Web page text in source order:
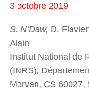
3 octobre 2019
S. N’Daw, D.
Alain
Institut National de
(INRS),
Morvan, CS 60027,